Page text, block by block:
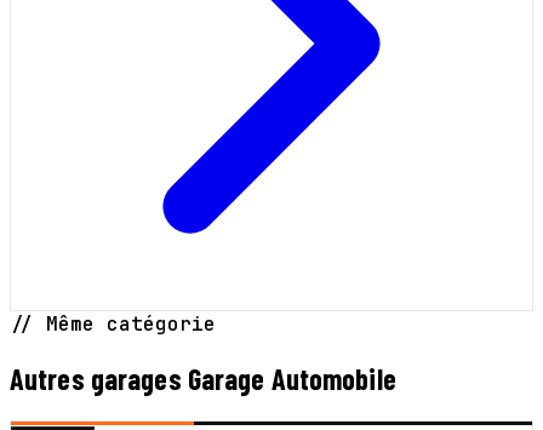
// Même catégorie
Autres garages Garage Automobile